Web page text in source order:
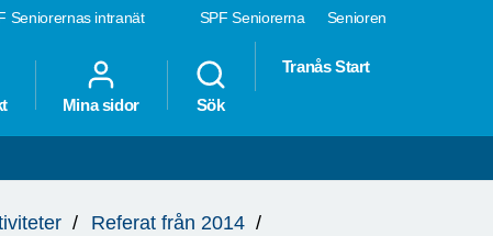
SPF Seniorerna Senioren
Seniorernas intranät
Mina sidor Sök
Tranås Start
Referat från 2014